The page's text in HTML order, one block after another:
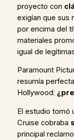
proyecto con
exigían que sus
por encima del
materiales
igual de
Paramount
resumía
Hollywood:
El estudio tomó
Cruise cobraba
principal